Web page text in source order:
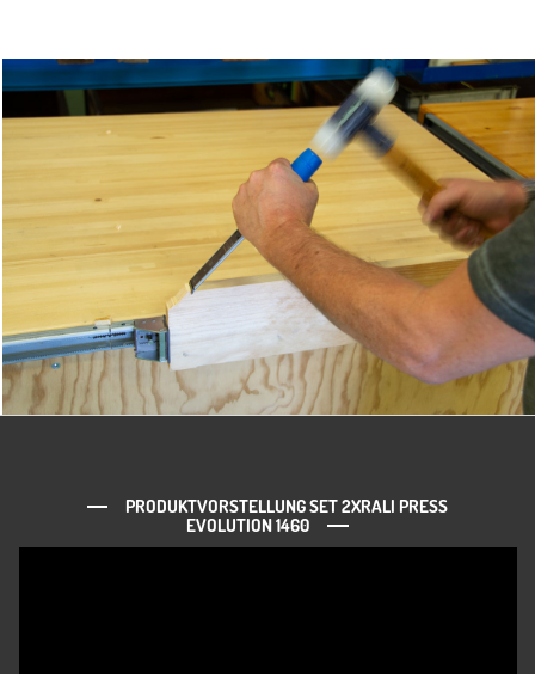
PRODUKTVORSTELLUNG SET 2XRALI PRESS
EVOLUTION 1460